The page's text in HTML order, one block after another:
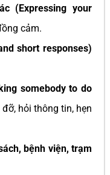
(Expressing your
cảm.
short responses)
somebody to do
hỏi thông tin, hẹn
bệnh viện, trạm